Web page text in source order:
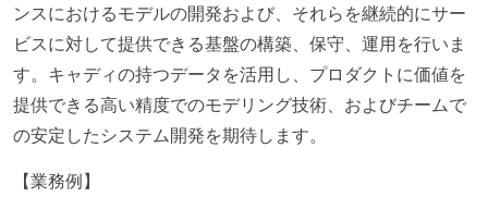
ンスにおけるモデルの開発および、それらを継続的にサー
ビスに対して提供できる基盤の構築、保守、運用を行いま
す。キャディの持つデータを活用し、プロダクトに価値を
提供できる高い精度でのモデリング技術、およびチームで
の安定したシステム開発を期待します。
【業務例】